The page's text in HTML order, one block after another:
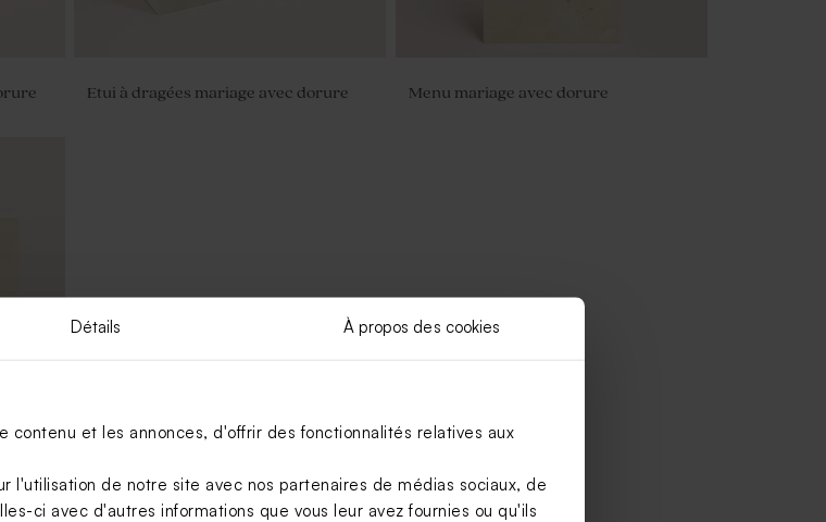
Détails À propos des cookies
contenu et les annonces, d'offrir des fonctionnalités relatives aux
l'utilisation de notre site avec nos partenaires de médias sociaux, de
ci avec d'autres informations que vous leur avez fournies ou qu'ils
Etui à dragées mariage avec dorure Menu mariage avec dorure